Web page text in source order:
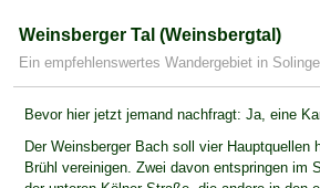
Weinsberger Tal (Weinsbergtal)
Ein empfehlenswertes Wandergebiet in
Bevor hier jetzt jemand nachfragt: Ja, eine
Der Weinsberger Bach soll vier Hauptquellen
Brühl vereinigen. Zwei davon entspringen im